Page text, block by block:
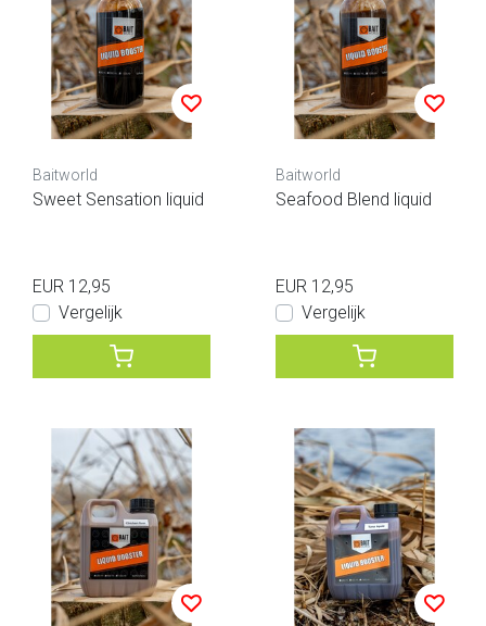
Baitworld
Sweet Sensation liquid
EUR 12,95
Vergelijk
Baitworld
Seafood Blend liquid
EUR 12,95
Vergelijk